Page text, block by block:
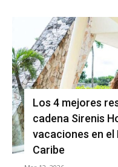
Los 4 mejores
cadena Sirenis
vacaciones en el
Caribe